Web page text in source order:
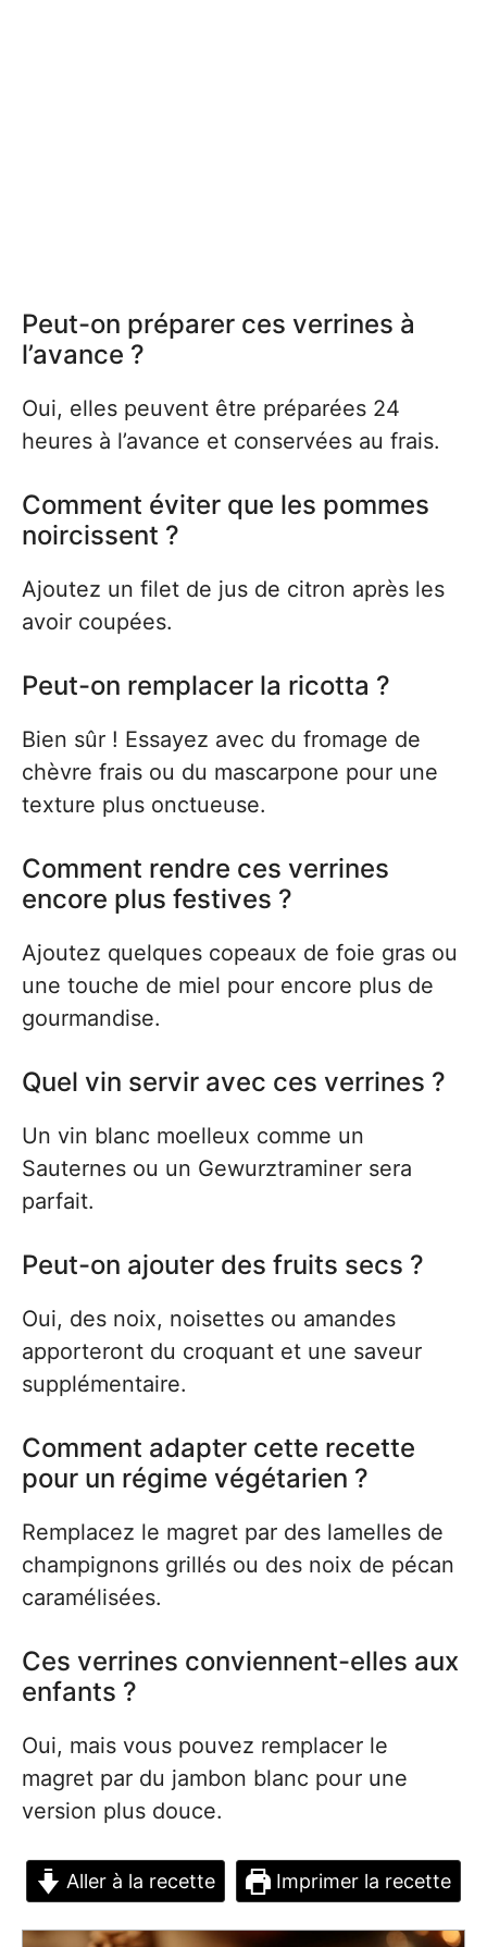
Peut-on préparer ces verrines à
l’avance ?
Oui, elles peuvent être préparées 24
heures à l’avance et conservées au frais.
Comment éviter que les pommes
noircissent ?
Ajoutez un filet de jus de citron après les
avoir coupées.
Peut-on remplacer la ricotta ?
Bien sûr ! Essayez avec du fromage de
chèvre frais ou du mascarpone pour une
texture plus onctueuse.
Comment rendre ces verrines
encore plus festives ?
Ajoutez quelques copeaux de foie gras ou
une touche de miel pour encore plus de
gourmandise.
Quel vin servir avec ces verrines ?
Un vin blanc moelleux comme un
Sauternes ou un Gewurztraminer sera
parfait.
Peut-on ajouter des fruits secs ?
Oui, des noix, noisettes ou amandes
apporteront du croquant et une saveur
supplémentaire.
Comment adapter cette recette
pour un régime végétarien ?
Remplacez le magret par des lamelles de
champignons grillés ou des noix de pécan
caramélisées.
Ces verrines conviennent-elles aux
enfants ?
Oui, mais vous pouvez remplacer le
magret par du jambon blanc pour une
version plus douce.
Aller à la recette Imprimer la recette